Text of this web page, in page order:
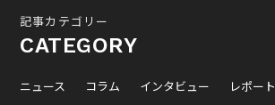
記事カテゴリー
CATEGORY
ニュース コラム インタビュー レポート